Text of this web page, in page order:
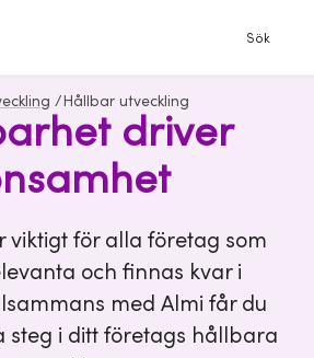
Sök
/ Hållbar utveckling
driver
viktigt för alla företag som
och finnas kvar i
med Almi får du
steg i ditt företags hållbara